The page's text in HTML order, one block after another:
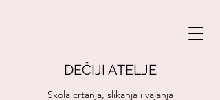
DEČIJI ATELJE
Skola crtanja, slikanja i vajanja